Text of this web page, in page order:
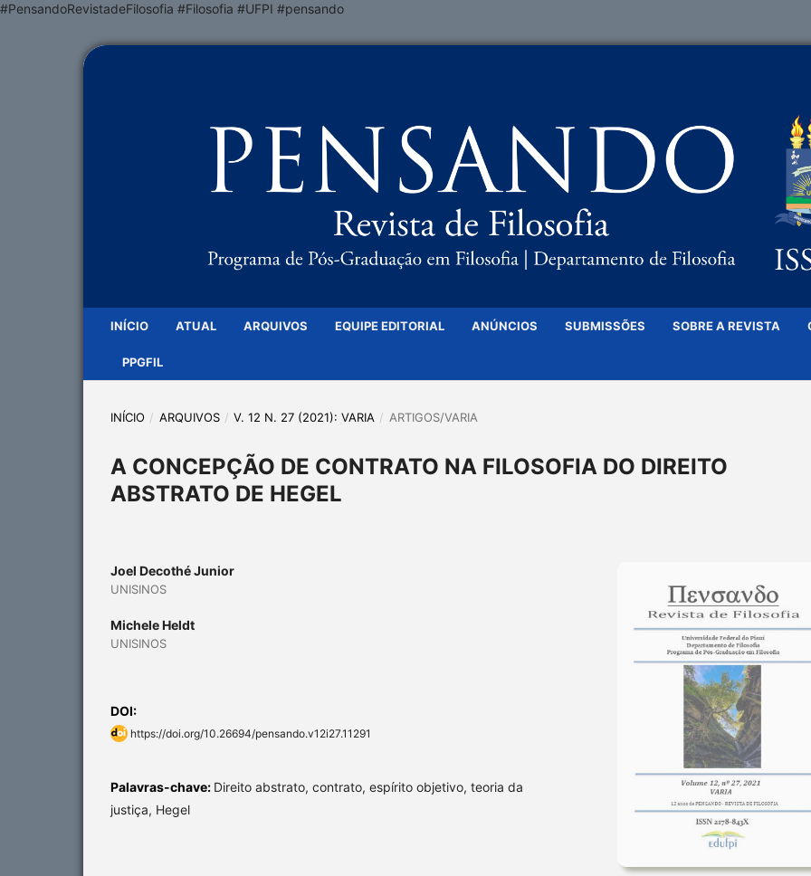
#PensandoRevistadeFilosofia #Filosofia #UFPI #pensando
INÍCIO ATUAL ARQUIVOS EQUIPE EDITORIAL ANÚNCIOS SUBMISSÕES SOBRE A REVISTA
PPGFIL
INÍCIO / ARQUIVOS / V. 12 N. 27 (2021): VARIA / ARTIGOS/VARIA
A CONCEPÇÃO DE CONTRATO NA FILOSOFIA DO DIREITO
ABSTRATO DE HEGEL
Joel Decothé Junior
UNISINOS
Michele Heldt
UNISINOS
DOI:
https://doi.org/10.26694/pensando.v12i27.11291
Palavras-chave: Direito abstrato, contrato, espírito objetivo, teoria da
justiça, Hegel